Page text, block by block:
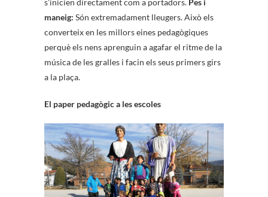
s’inicien directament com a portadors. Pes i
maneig: Són extremadament lleugers. Això els
converteix en les millors eines pedagògiques
perquè els nens aprenguin a agafar el ritme de la
música de les gralles i facin els seus primers girs
a la plaça.
El paper pedagògic a les escoles